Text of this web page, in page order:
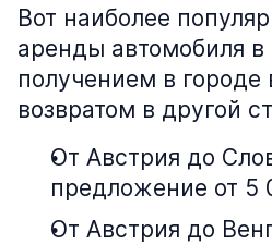
Вот наиболее
аренды автомобиля в
получением в городе
возвратом в другой
От Австрия до
предложение от 5
От Австрия до